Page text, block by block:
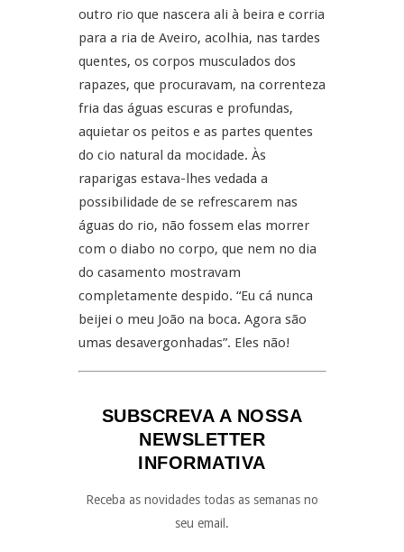
outro rio que nascera ali à beira e corria
para a ria de Aveiro, acolhia, nas tardes
quentes, os corpos musculados dos
rapazes, que procuravam, na correnteza
fria das águas escuras e profundas,
aquietar os peitos e as partes quentes
do cio natural da mocidade. Às
raparigas estava-lhes vedada a
possibilidade de se refrescarem nas
águas do rio, não fossem elas morrer
com o diabo no corpo, que nem no dia
do casamento mostravam
completamente despido. “Eu cá nunca
beijei o meu João na boca. Agora são
umas desavergonhadas”. Eles não!
SUBSCREVA A NOSSA
NEWSLETTER
INFORMATIVA
Receba as novidades todas as semanas no
seu email.